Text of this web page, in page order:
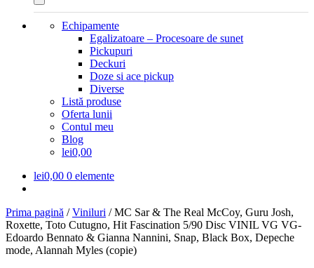
Echipamente
Egalizatoare – Procesoare de sunet
Pickupuri
Deckuri
Doze si ace pickup
Diverse
Listă produse
Oferta lunii
Contul meu
Blog
lei0,00
lei0,00 0 elemente
Prima pagină /Viniluri /MC Sar & The Real McCoy, Guru Josh,
Roxette, Toto Cutugno, Hit Fascination 5/90 Disc VINIL VG VG-
Edoardo Bennato & Gianna Nannini, Snap, Black Box, Depeche
mode, Alannah Myles (copie)